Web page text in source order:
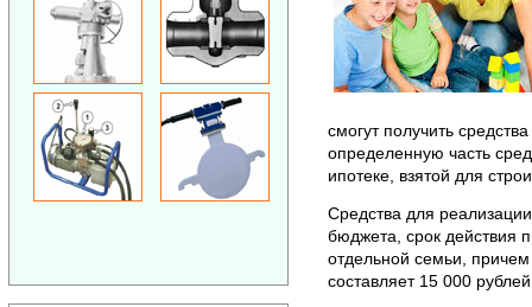
смогут получить
определенную часть
ипотеке, взятой для
Средства для реализации
бюджета, срок действия
отдельной семьи,
составляет 15 000